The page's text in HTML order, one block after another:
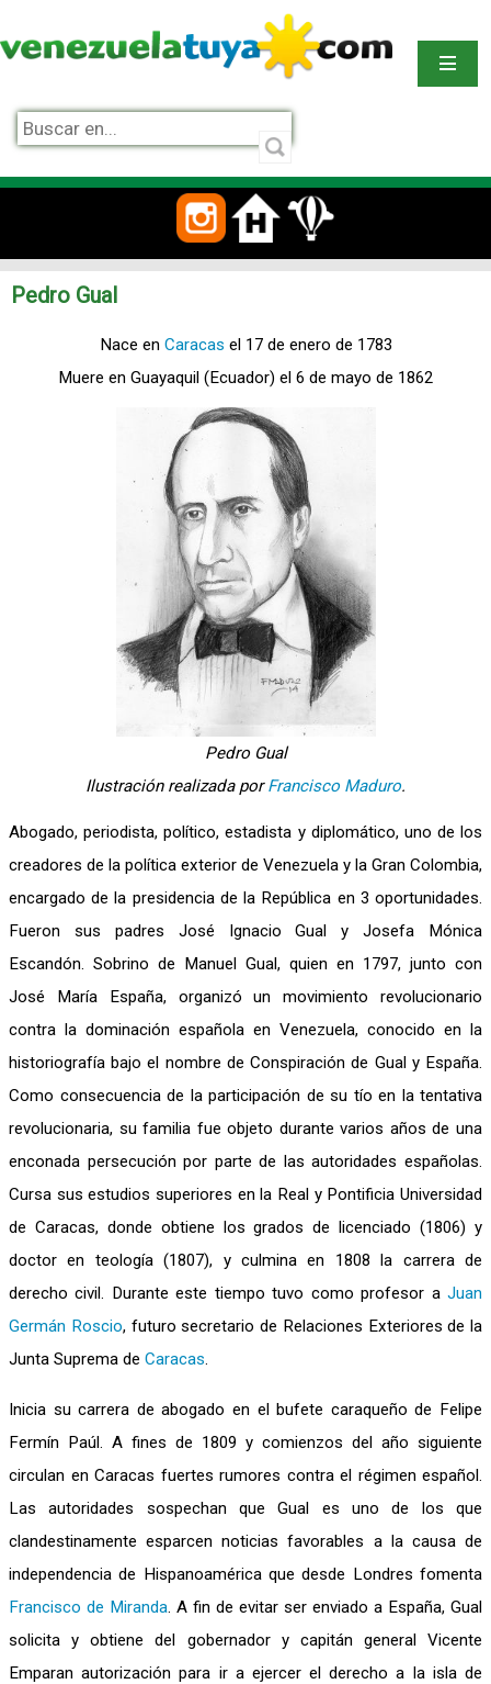
Pedro Gual
Nace en Caracas el 17 de enero de 1783
Muere en Guayaquil (Ecuador) el 6 de mayo de 1862
Pedro Gual
Ilustración realizada porFrancisco Maduro.
Abogado, periodista, político, estadista y diplomático, uno de los
creadores de la política exterior de Venezuela y la Gran Colombia,
encargado de la presidencia de la República en 3 oportunidades.
Fueron sus padres José Ignacio Gual y Josefa Mónica
Escandón. Sobrino de Manuel Gual, quien en 1797, junto con
José María España, organizó un movimiento revolucionario
contra la dominación española en Venezuela, conocido en la
historiografía bajo el nombre de Conspiración de Gual y España.
Como consecuencia de la participación de su tío en la tentativa
revolucionaria, su familia fue objeto durante varios años de una
enconada persecución por parte de las autoridades españolas.
Cursa sus estudios superiores en la Real y Pontificia Universidad
de Caracas, donde obtiene los grados de licenciado (1806) y
doctor en teología (1807), y culmina en 1808 la carrera de
derecho civil. Durante este tiempo tuvo como profesor a Juan
Germán Roscio, futuro secretario de Relaciones Exteriores de la
Junta Suprema de Caracas.
Inicia su carrera de abogado en el bufete caraqueño de Felipe
Fermín Paúl. A fines de 1809 y comienzos del año siguiente
circulan en Caracas fuertes rumores contra el régimen español.
Las autoridades sospechan que Gual es uno de los que
clandestinamente esparcen noticias favorables a la causa de
independencia de Hispanoamérica que desde Londres fomenta
Francisco de Miranda. A fin de evitar ser enviado a España, Gual
solicita y obtiene del gobernador y capitán general Vicente
Emparan autorización para ir a ejercer el derecho a la isla de